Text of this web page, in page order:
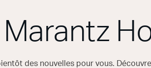
Marantz
des nouvelles pour vous.